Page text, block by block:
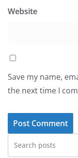
Website
Save my name,
the next time I